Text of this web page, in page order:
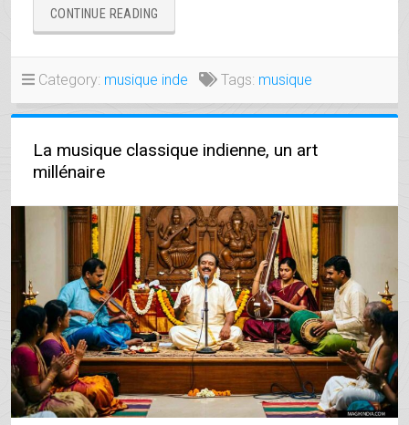
CONTINUE READING
SEMI-
L’INDE »
Category: musique inde Tags: musique
La musique classique indienne, un art
millénaire